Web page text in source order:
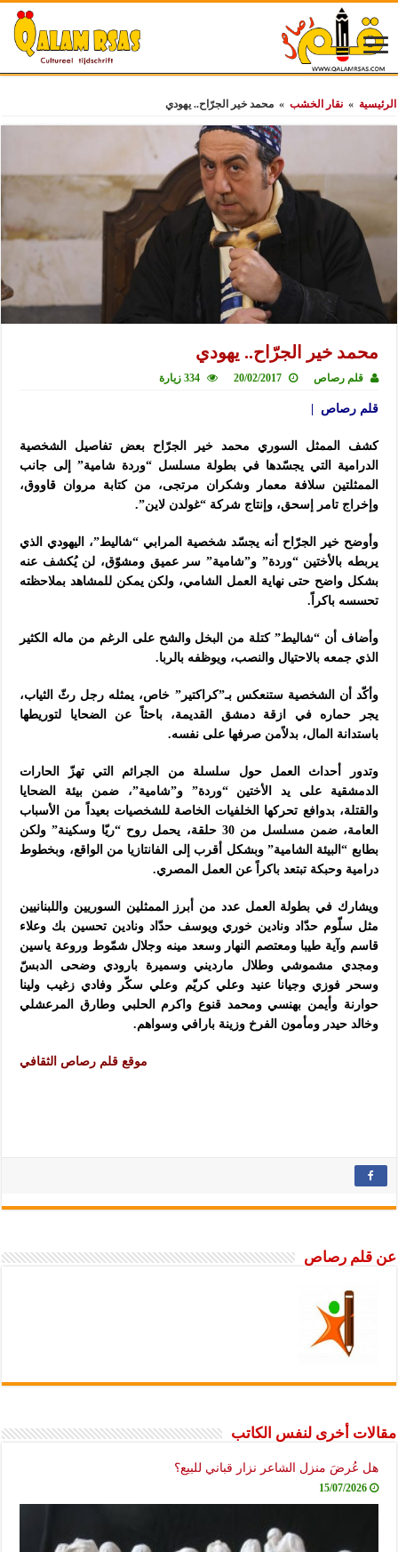
الرئيسية » نقار الخشب » محمد خير الجرّاح.. يهودي
محمد خير الجرّاح.. يهودي
قلم رصاص 20/02/2017 334 زيارة
قلم رصاص |
كشف الممثل السوري محمد خير الجرّاح بعض تفاصيل الشخصية
الدرامية التي يجسّدها في بطولة مسلسل “وردة شامية” إلى جانب
الممثلتين سلافة معمار وشكران مرتجى، من كتابة مروان قاووق،
وإخراج تامر إسحق، وإنتاج شركة “غولدن لاين”.
وأوضح خير الجرّاح أنه يجسّد شخصية المرابي “شاليط”، اليهودي الذي
يربطه بالأختين “وردة” و”شامية” سر عميق ومشوّق، لن يُكشف عنه
بشكل واضح حتى نهاية العمل الشامي، ولكن يمكن للمشاهد بملاحظته
تحسسه باكراً.
وأضاف أن “شاليط” كتلة من البخل والشح على الرغم من ماله الكثير
الذي جمعه بالاحتيال والنصب، ويوظفه بالربا.
وأكّد أن الشخصية ستنعكس بـ”كراكتير” خاص، يمثله رجل رثّ الثياب،
يجر حماره في ازقة دمشق القديمة، باحثاً عن الضحايا لتوريطها
باستدانة المال، بدلاًمن صرفها على نفسه.
وتدور أحداث العمل حول سلسلة من الجرائم التي تهزّ الحارات
الدمشقية على يد الأختين “وردة” و”شامية”، ضمن بيئة الضحايا
والقتلة، بدوافع تحركها الخلفيات الخاصة للشخصيات بعيداً من الأسباب
العامة، ضمن مسلسل من 30 حلقة، يحمل روح “ريّا وسكينة” ولكن
بطابع “البيئة الشامية” وبشكل أقرب إلى الفانتازيا من الواقع، وبخطوط
درامية وحبكة تبتعد باكراً عن العمل المصري.
ويشارك في بطولة العمل عدد من أبرز الممثلين السوريين واللبنانيين
مثل سلّوم حدّاد ونادين خوري ويوسف حدّاد ونادين تحسين بك وعلاء
قاسم وآية طيبا ومعتصم النهار وسعد مينه وجلال شمّوط وروعة ياسين
ومجدي مشموشي وطلال مارديني وسميرة بارودي وضحى الدبسّ
وسحر فوزي وجيانا عنيد وعلي كريّم وعلي سكّر وفادي زغيب ولينا
حوارنة وأيمن بهنسي ومحمد قنوع واكرم الحلبي وطارق المرعشلي
وخالد حيدر ومأمون الفرخ وزينة بارافي وسواهم.
موقع قلم رصاص الثقافي
عن قلم رصاص
مقالات أخرى لنفس الكاتب
هل عُرضَ منزل الشاعر نزار قباني للبيع؟
15/07/2026